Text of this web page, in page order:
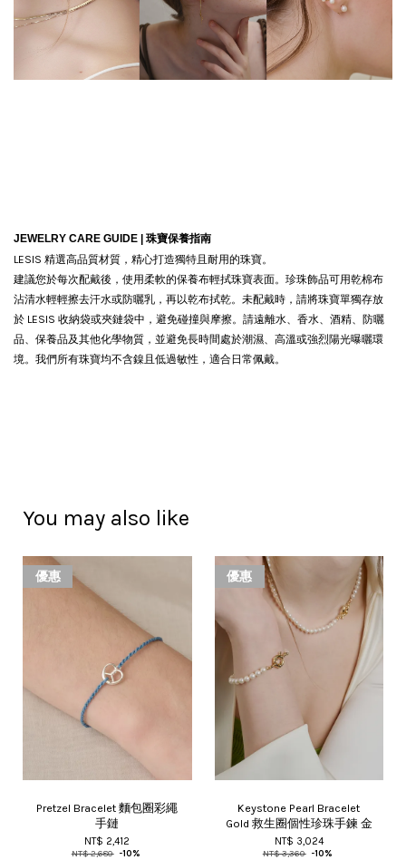
JEWELRY CARE GUIDE | 珠寶保養指南
LESIS 精選高品質材質，精心打造獨特且耐用的珠寶。
建議您於每次配戴後，使用柔軟的保養布輕拭珠寶表面。珍珠飾品可用乾棉布
沾清水輕輕擦去汗水或防曬乳，再以乾布拭乾。 未配戴時，請將珠寶單獨存放
於 LESIS 收納袋或夾鏈袋中，避免碰撞與摩擦。請遠離水、香水、酒精、防曬
品、保養品及其他化學物質，並避免長時間處於潮濕、高溫或強烈陽光曝曬環
境。我們所有珠寶均不含鎳且低過敏性，適合日常佩戴。
You may also like
優惠
Pretzel Bracelet 麵包圈彩繩
手鏈
NT$ 2,412
NT$ 2,680 -10%
優惠
Keystone Pearl Bracelet
Gold 救生圈個性珍珠手鍊 金
NT$ 3,024
NT$ 3,360 -10%